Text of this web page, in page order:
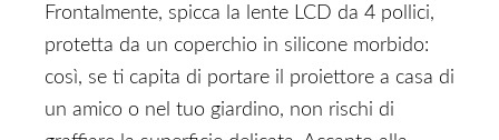
Frontalmente, spicca la lente LCD da 4 pollici,
protetta da un coperchio in silicone morbido:
così, se ti capita di portare il proiettore a casa di
un amico o nel tuo giardino, non rischi di